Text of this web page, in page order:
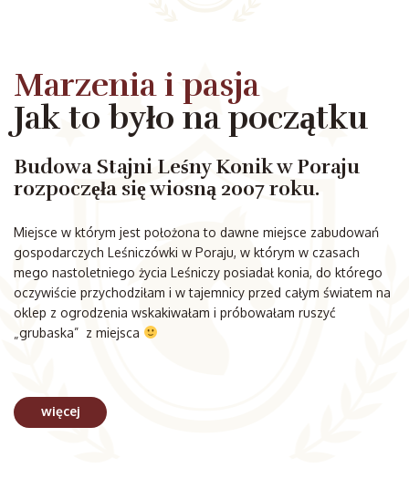
Marzenia i pasja
Jak to było na początku
Budowa Stajni Leśny Konik w Poraju
rozpoczęła się wiosną 2007 roku.
Miejsce w którym jest położona to dawne miejsce zabudowań
gospodarczych Leśniczówki w Poraju, w którym w czasach
mego nastoletniego życia Leśniczy posiadał konia, do którego
oczywiście przychodziłam i w tajemnicy przed całym światem na
oklep z ogrodzenia wskakiwałam i próbowałam ruszyć
„grubaska” z miejsca
więcej